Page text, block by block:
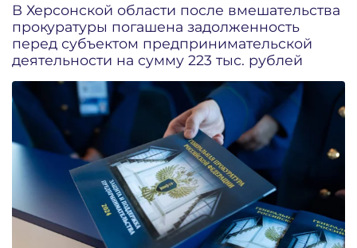
В Херсонской области после вмешательства
прокуратуры погашена задолженность
перед субъектом предпринимательской
деятельности на сумму 223 тыс. рублей